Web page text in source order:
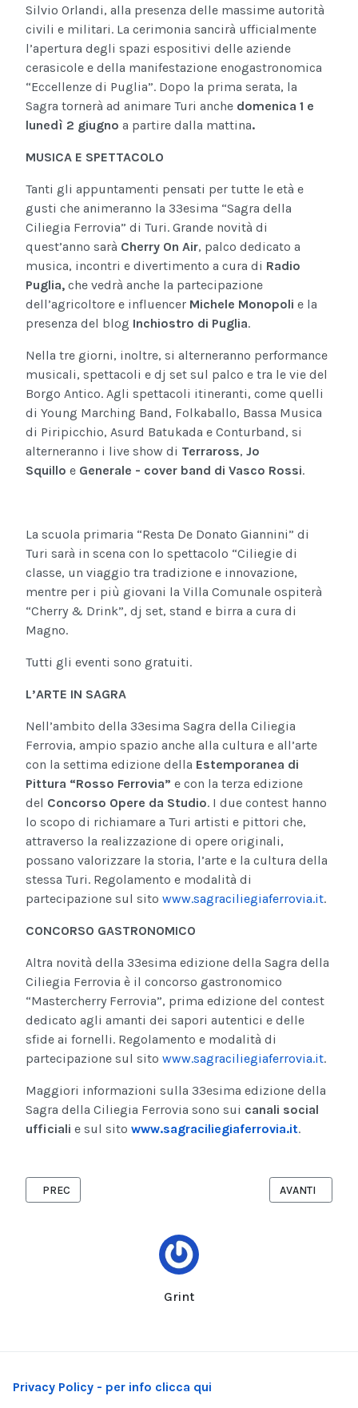
Grint
Silvio Orlandi, alla presenza delle massime autorità
civili e militari. La cerimonia sancirà ufficialmente
l’apertura degli spazi espositivi delle aziende
cerasicole e della manifestazione enogastronomica
“Eccellenze di Puglia”. Dopo la prima serata, la
Sagra tornerà ad animare Turi anche domenica 1 e
lunedì 2 giugno a partire dalla mattina.
MUSICA E SPETTACOLO
Tanti gli appuntamenti pensati per tutte le età e
gusti che animeranno la 33esima “Sagra della
Ciliegia Ferrovia” di Turi. Grande novità di
quest’anno sarà Cherry On Air, palco dedicato a
musica, incontri e divertimento a cura di Radio
Puglia, che vedrà anche la partecipazione
dell’agricoltore e influencer Michele Monopoli e la
presenza del blog Inchiostro di Puglia.
Nella tre giorni, inoltre, si alterneranno performance
musicali, spettacoli e dj set sul palco e tra le vie del
Borgo Antico. Agli spettacoli itineranti, come quelli
di Young Marching Band, Folkaballo, Bassa Musica
di Piripicchio, Asurd Batukada e Conturband, si
alterneranno i live show di Terraross, Jo
Squillo e Generale - cover band di Vasco Rossi.
La scuola primaria “Resta De Donato Giannini” di
Turi sarà in scena con lo spettacolo “Ciliegie di
classe, un viaggio tra tradizione e innovazione,
mentre per i più giovani la Villa Comunale ospiterà
“Cherry & Drink”, dj set, stand e birra a cura di
Magno.
Tutti gli eventi sono gratuiti.
L’ARTE IN SAGRA
Nell’ambito della 33esima Sagra della Ciliegia
Ferrovia, ampio spazio anche alla cultura e all’arte
con la settima edizione della Estemporanea di
Pittura “Rosso Ferrovia” e con la terza edizione
del Concorso Opere da Studio. I due contest hanno
lo scopo di richiamare a Turi artisti e pittori che,
attraverso la realizzazione di opere originali,
possano valorizzare la storia, l’arte e la cultura della
stessa Turi. Regolamento e modalità di
partecipazione sul sito www.sagraciliegiaferrovia.it.
CONCORSO GASTRONOMICO
Altra novità della 33esima edizione della Sagra della
Ciliegia Ferrovia è il concorso gastronomico
“Mastercherry Ferrovia”, prima edizione del contest
dedicato agli amanti dei sapori autentici e delle
sfide ai fornelli. Regolamento e modalità di
partecipazione sul sito www.sagraciliegiaferrovia.it.
Maggiori informazioni sulla 33esima edizione della
Sagra della Ciliegia Ferrovia sono sui canali social
ufficiali e sul sito www.sagraciliegiaferrovia.it.
ARTICOLO PRECEDENTE: TORNA IL DOLOMITI BLUES&SOUL
PREC ARTICOLO
AVANTI
Privacy Policy - per info clicca qui